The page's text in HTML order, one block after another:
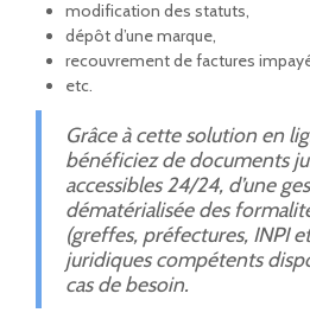
modification des statuts,
dépôt d’une marque,
recouvrement de factures
etc.
Grâce à cette solution en
bénéficiez de documents
accessibles 24/24, d’une
dématérialisée des
(greffes, préfectures, INPI
juridiques compétents
cas de besoin.